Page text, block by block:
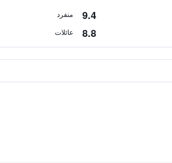
9.4 منفرد
8.8 عائلات